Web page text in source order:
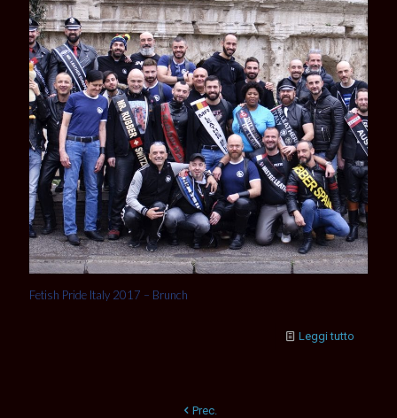
Fetish Pride Italy 2017 – Brunch
Leggi tutto
Prec.